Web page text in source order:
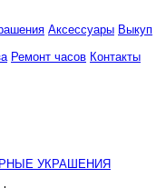
Аксессуары Выкуп
Ремонт часов Контакты
УКРАШЕНИЯ